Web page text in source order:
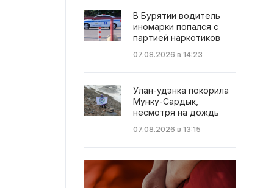
В Бурятии водитель
иномарки попался с
партией наркотиков
07.08.2026 в 14:23
Улан-удэнка покорила
Мунку-Сардык,
несмотря на дождь
07.08.2026 в 13:15